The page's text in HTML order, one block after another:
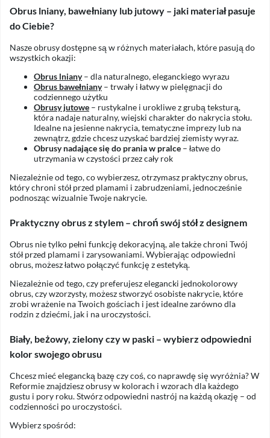
Obrus lniany, bawełniany lub jutowy – jaki materiał pasuje
do Ciebie?
Nasze obrusy dostępne są w różnych materiałach, które pasują do
wszystkich okazji:
Obrus lniany– dla naturalnego, eleganckiego wyrazu
Obrus bawełniany– trwały i łatwy w pielęgnacji do
codziennego użytku
Obrusy jutowe – rustykalne i urokliwe z grubą teksturą,
która nadaje naturalny, wiejski charakter do nakrycia stołu.
Idealne na jesienne nakrycia, tematyczne imprezy lub na
zewnątrz, gdzie chcesz uzyskać bardziej ziemisty wyraz.
Obrusy nadające się do prania w pralce – łatwe do
utrzymania w czystości przez cały rok
Niezależnie od tego, co wybierzesz, otrzymasz praktyczny obrus,
który chroni stół przed plamami i zabrudzeniami, jednocześnie
podnosząc wizualnie Twoje nakrycie.
Praktyczny obrus z stylem – chroń swój stół z designem
Obrus nie tylko pełni funkcję dekoracyjną, ale także chroni Twój
stół przed plamami i zarysowaniami. Wybierając odpowiedni
obrus, możesz łatwo połączyć funkcję z estetyką.
Niezależnie od tego, czy preferujesz elegancki jednokolorowy
obrus, czy wzorzysty, możesz stworzyć osobiste nakrycie, które
zrobi wrażenie na Twoich gościach i jest idealne zarówno dla
rodzin z dziećmi, jak i na uroczystości.
Biały, beżowy, zielony czy w paski – wybierz odpowiedni
kolor swojego obrusu
Chcesz mieć elegancką bazę czy coś, co naprawdę się wyróżnia? W
Reformie znajdziesz obrusy w kolorach i wzorach dla każdego
gustu i pory roku. Stwórz odpowiedni nastrój na każdą okazję – od
codzienności po uroczystości.
Wybierz spośród: